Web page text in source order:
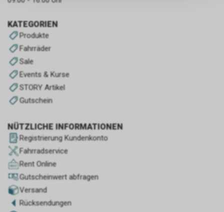
KATEGORIEN
Produkte
Fahrräder
Sale
Events & Kurse
STORY Artikel
Gutschein
NÜTZLICHE INFORMATIONEN
Registrierung Kundenkonto
Fahrradservice
Rent Online
Gutscheinwert abfragen
Versand
Rücksendungen